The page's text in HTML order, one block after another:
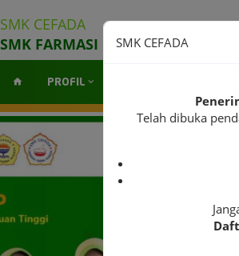
SMK CEFADA
SMK FARMASI CENDIKIA FARMA
PROFIL
SMK CEFADA
Telah dibuka